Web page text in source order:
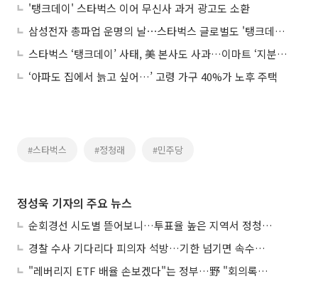
'탱크데이' 스타벅스 이어 무신사 과거 광고도 소환
삼성전자 총파업 운명의 날⋯스타벅스 글로벌도 '탱크데이' 사과 外
스타벅스 ‘탱크데이’ 사태, 美 본사도 사과…이마트 ‘지분 계약’ 흔들리나
‘아파도 집에서 늙고 싶어…’ 고령 가구 40%가 노후 주택
#스타벅스 #정청래 #민주당
정성욱 기자의 주요 뉴스
순회경선 시도별 뜯어보니…투표율 높은 지역서 정청래 강세
경찰 수사 기다리다 피의자 석방…기한 넘기면 속수무책
"레버리지 ETF 배율 손보겠다"는 정부…野 "회의록부터 내놔야"